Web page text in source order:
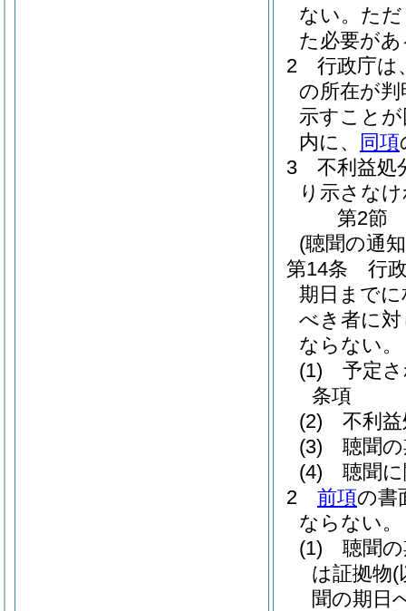
ない。 た
た必要が
2
行政庁は
の所在が
示すこと
内に、
同項
3
不利益処
り示さな
第2節
(聴聞の通
第14条
行
期日まで
べき者に
ならない。
(1)
予定
条項
(2)
不利
(3)
聴聞
(4)
聴聞
2
前項の書
ならない。
(1)
聴聞
は証拠物(
聞の期日